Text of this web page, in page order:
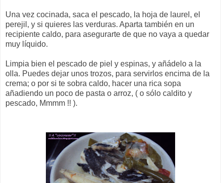
Una vez cocinada, saca el pescado, la hoja de laurel, el
perejil, y si quieres las verduras. Aparta también en un
recipiente caldo, para asegurarte de que no vaya a quedar
muy líquido.
Limpia bien el pescado de piel y espinas, y añádelo a la
olla. Puedes dejar unos trozos, para servirlos encima de la
crema; o por si te sobra caldo, hacer una rica sopa
añadiendo un poco de pasta o arroz, ( o sólo caldito y
pescado, Mmmm !! ).